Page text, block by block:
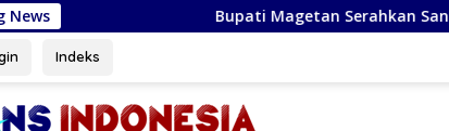
News
Bupati Magetan Serahkan Santunan PT Taspen Untuk
Indeks